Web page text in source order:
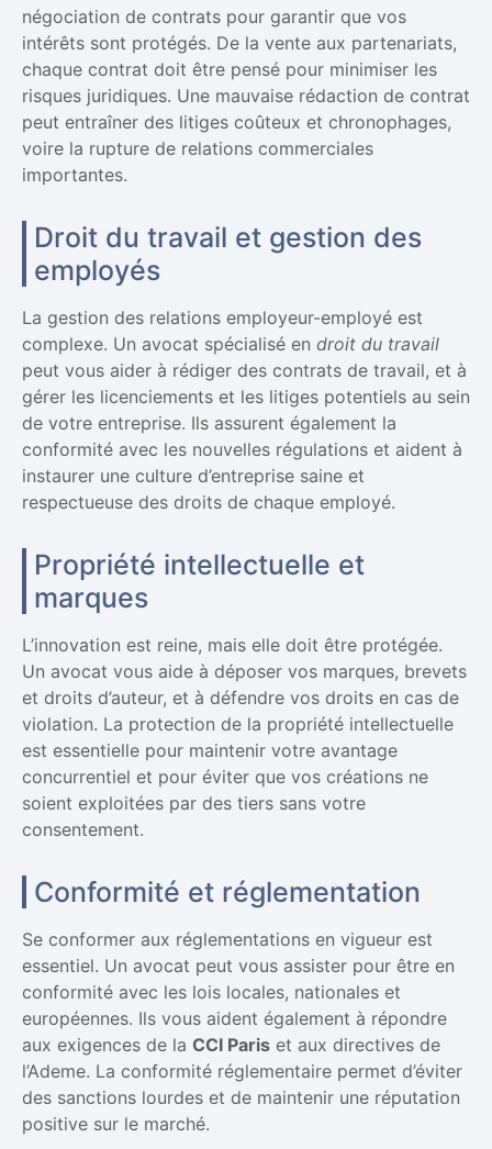
négociation de contrats pour garantir que vos
intérêts sont protégés. De la vente aux partenariats,
chaque contrat doit être pensé pour minimiser les
risques juridiques. Une mauvaise rédaction de contrat
peut entraîner des litiges coûteux et chronophages,
voire la rupture de relations commerciales
importantes.
Droit du travail et gestion des
employés
La gestion des relations employeur-employé est
complexe. Un avocat spécialisé en droit du travail
peut vous aider à rédiger des contrats de travail, et à
gérer les licenciements et les litiges potentiels au sein
de votre entreprise. Ils assurent également la
conformité avec les nouvelles régulations et aident à
instaurer une culture d’entreprise saine et
respectueuse des droits de chaque employé.
Propriété intellectuelle et
marques
L’innovation est reine, mais elle doit être protégée.
Un avocat vous aide à déposer vos marques, brevets
et droits d’auteur, et à défendre vos droits en cas de
violation. La protection de la propriété intellectuelle
est essentielle pour maintenir votre avantage
concurrentiel et pour éviter que vos créations ne
soient exploitées par des tiers sans votre
consentement.
Conformité et réglementation
Se conformer aux réglementations en vigueur est
essentiel. Un avocat peut vous assister pour être en
conformité avec les lois locales, nationales et
européennes. Ils vous aident également à répondre
aux exigences de la CCI Paris et aux directives de
l’Ademe. La conformité réglementaire permet d’éviter
des sanctions lourdes et de maintenir une réputation
positive sur le marché.